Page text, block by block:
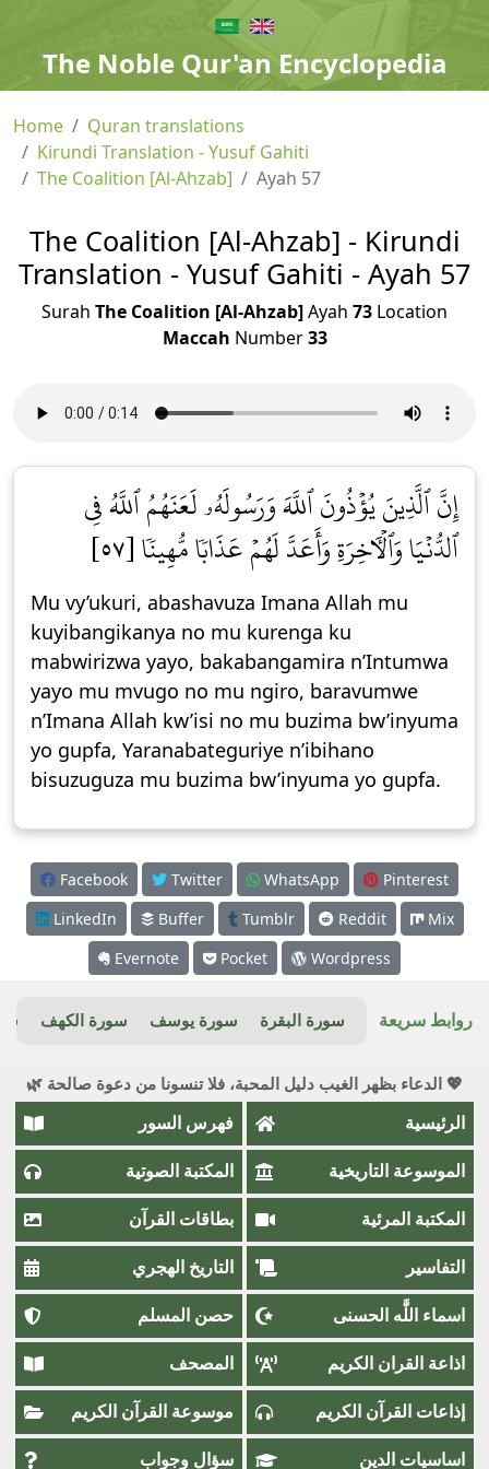
The Noble Qur'an Encyclopedia
Home
Quran translations
Kirundi Translation - Yusuf Gahiti
The Coalition [Al-Ahzab]
Ayah 57
The Coalition [Al-Ahzab] - Kirundi
Translation - Yusuf Gahiti - Ayah 57
Surah The Coalition [Al-Ahzab]Ayah 73 Location
Maccah Number33
إِنَّ ٱلَّذِينَ يُؤۡذُونَ ٱللَّهَ وَرَسُولَهُۥ لَعَنَهُمُ ٱللَّهُ فِي
ٱلدُّنۡيَا وَٱلۡأٓخِرَةِ وَأَعَدَّ لَهُمۡ عَذَابٗا مُّهِينٗا [٥٧]
Mu vy’ukuri, abashavuza Imana Allah mu
kuyibangikanya no mu kurenga ku
mabwirizwa yayo, bakabangamira n’Intumwa
yayo mu mvugo no mu ngiro, baravumwe
n’Imana Allah kw’isi no mu buzima bw’inyuma
yo gupfa, Yaranabateguriye n’ibihano
bisuzuguza mu buzima bw’inyuma yo gupfa.
Facebook Twitter WhatsApp
Pinterest
LinkedIn
Buffer Tumblr Reddit
Mix
Evernote
Pocket Wordpress
روابط سريعة سورة البقرة سورة يوسف سورة الكهف
💖 الدعاء بظهر الغيب دليل المحبة، فلا تنسونا من دعوة صالحة 🌿
الرئيسية فهرس السور
الموسوعة التاريخية المكتبة الصوتية
المكتبة المرئية بطاقات القرآن
التفاسير التاريخ الهجري
اسماء اللَّٰه الحسنى حصن المسلم
اذاعة القران الكريم المصحف
إذاعات القرآن الكريم موسوعة القرآن الكريم
اساسيات الدين سؤال وجواب